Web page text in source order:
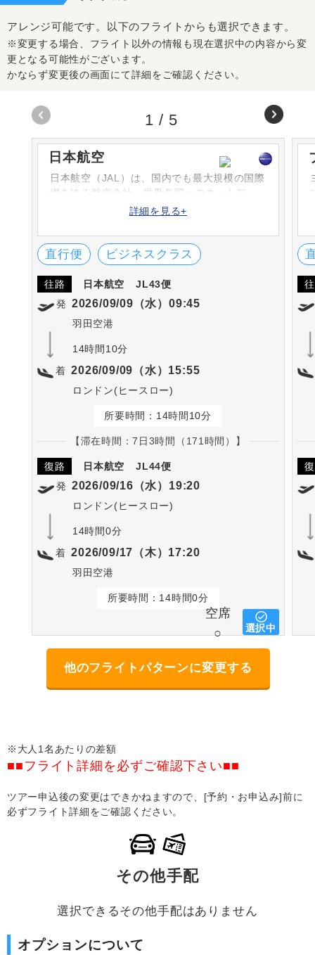
アレンジ可能です。以下のフライトからも選択できます。
※変更する場合、フライト以外の情報も現在選択中の内容から変
更となる可能性がございます。
かならず変更後の画面にて詳細をご確認ください。
日本航空
日本航空（JAL）は、国内でも最大規模の国際
網を誇る航空会社。世界各国へのネットワー
クを持ち、サービスにも定評があります。米
SKYTRAX社の「ワールド・エアライン・スタ
ー・レーディング」の5-STARに選ばれていま
す
詳細を見る+
直行便 ビジネスクラス
往路 日本航空
JL43便
発 2026/09/09（水）09:45
羽田空港
14時間10分
着 2026/09/09（水）15:55
ロンドン(ヒースロー)
所要時間：14時間10分
【滞在時間：7日3時間（171時間）】
復路 日本航空
JL44便
発 2026/09/16（水）19:20
ロンドン(ヒースロー)
14時間0分
着 2026/09/17（木）17:20
羽田空港
所要時間：14時間0分
空席
○
選択中
他のフライトパターンに変更する
1 / 5
※大人1名あたりの差額
■■フライト詳細を必ずご確認下さい■■
ツアー申込後の変更はできかねますので、[予約・お申込み]前に
必ずフライト詳細をご確認ください。
その他手配
選択できるその他手配はありません
オプションについて